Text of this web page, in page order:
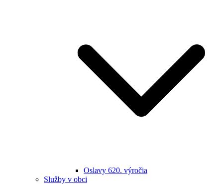
Oslavy 620. výročia
Služby v obci